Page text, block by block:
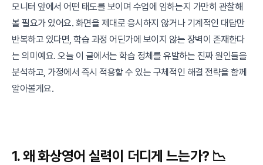
모니터 앞에서 어떤 태도를 보이며 수업에 임하는지 가만히 관찰해
볼 필요가 있어요. 화면을 제대로 응시하지 않거나 기계적인 대답만
반복하고 있다면, 학습 과정 어딘가에 보이지 않는 장벽이 존재한다
는 의미예요. 오늘 이 글에서는 학습 정체를 유발하는 진짜 원인들을
분석하고, 가정에서 즉시 적용할 수 있는 구체적인 해결 전략을 함께
알아볼게요.
1. 왜 화상영어 실력이 더디게 느는가? 📉